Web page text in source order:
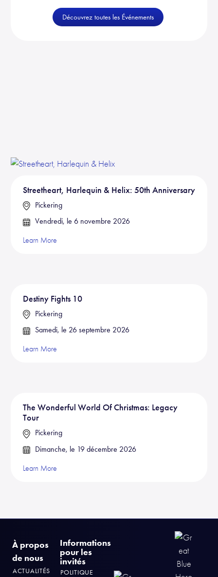
Découvrez toutes les Événements
Streetheart, Harlequin & Helix: 50th Anniversary
Pickering
Vendredi, le 6 novembre 2026
Learn More
Destiny Fights 10
Pickering
Samedi, le 26 septembre 2026
Learn More
The Wonderful World Of Christmas: Legacy
Tour
Pickering
Dimanche, le 19 décembre 2026
Learn More
À propos
de nous
ACTUALITÉS
Informations
pour les
invités
POLITIQUE